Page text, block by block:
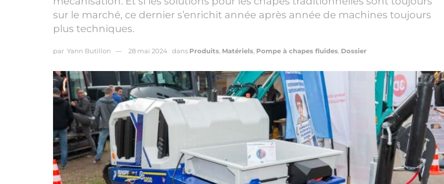
sur le marché, ce dernier s’enrichit année après année de machines toujours
plus techniques.
par Yann Butillon 28 mai 2024 dans Produits Matériels Pompe à chapes fluides Dossier